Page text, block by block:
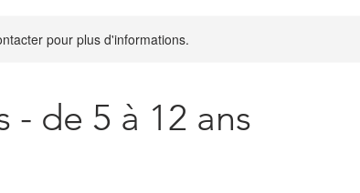
pour plus d'informations.
- de 5 à 12 ans